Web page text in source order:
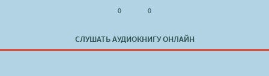
СЛУШАТЬ АУДИОКНИГУ ОНЛАЙН
0 0